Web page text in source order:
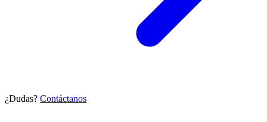
¿Dudas? Contáctanos